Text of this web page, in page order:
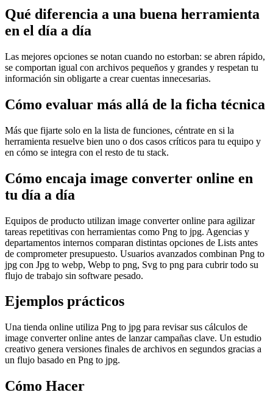
Qué diferencia a una buena herramienta
en el día a día
Las mejores opciones se notan cuando no estorban: se abren rápido,
se comportan igual con archivos pequeños y grandes y respetan tu
información sin obligarte a crear cuentas innecesarias.
Cómo evaluar más allá de la ficha técnica
Más que fijarte solo en la lista de funciones, céntrate en si la
herramienta resuelve bien uno o dos casos críticos para tu equipo y
en cómo se integra con el resto de tu stack.
Cómo encaja image converter online en
tu día a día
Equipos de producto utilizan image converter online para agilizar
tareas repetitivas con herramientas como Png to jpg. Agencias y
departamentos internos comparan distintas opciones de Lists antes
de comprometer presupuesto. Usuarios avanzados combinan Png to
jpg con Jpg to webp, Webp to png, Svg to png para cubrir todo su
flujo de trabajo sin software pesado.
Ejemplos prácticos
Una tienda online utiliza Png to jpg para revisar sus cálculos de
image converter online antes de lanzar campañas clave. Un estudio
creativo genera versiones finales de archivos en segundos gracias a
un flujo basado en Png to jpg.
Cómo Hacer